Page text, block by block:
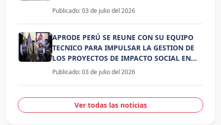
CAMPAÑA DE AYUDA HUMANITARIA
Publicado: 03 de julio del 2026
APRODE PERÚ SE REUNE CON SU EQUIPO
TECNICO PARA IMPULSAR LA GESTION DE
LOS PROYECTOS DE IMPACTO SOCIAL EN
BENEFICIO DE LAS COMUNIDADES
VULNERABLES DEL PERÚ
Publicado: 03 de julio del 2026
Ver todas las noticias